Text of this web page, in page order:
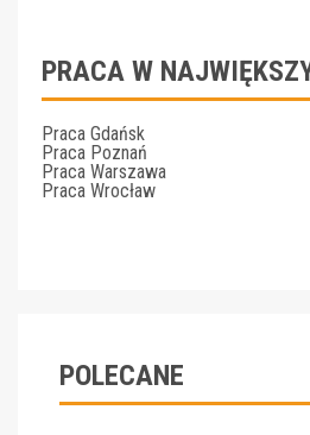
PRACA W
Praca Gdańsk
Praca Poznań
Praca Warszawa
Praca Wrocław
POLECANE